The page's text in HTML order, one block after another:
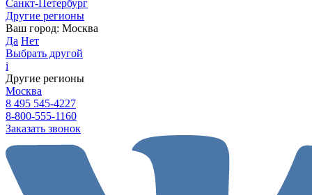
Санкт-Петербург
Другие регионы
Ваш город: Москва
Да Нет
Выбрать другой
i
Другие регионы
Москва
8 495 545-4227
8-800-555-1160
Заказать звонок